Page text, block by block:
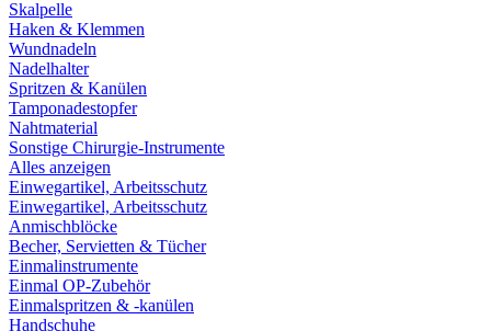
Skalpelle
Haken & Klemmen
Wundnadeln
Nadelhalter
Spritzen & Kanülen
Tamponadestopfer
Nahtmaterial
Sonstige Chirurgie-Instrumente
Alles anzeigen
Einwegartikel, Arbeitsschutz
Einwegartikel, Arbeitsschutz
Anmischblöcke
Becher, Servietten & Tücher
Einmalinstrumente
Einmal OP-Zubehör
Einmalspritzen & -kanülen
Handschuhe